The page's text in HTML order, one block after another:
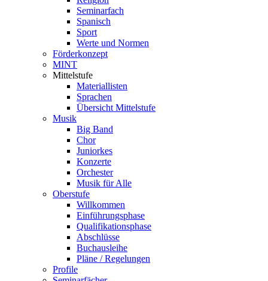
Seminarfach
Spanisch
Sport
Werte und Normen
Förderkonzept
MINT
Mittelstufe
Materiallisten
Sprachen
Übersicht Mittelstufe
Musik
Big Band
Chor
Juniorkes
Konzerte
Orchester
Musik für Alle
Oberstufe
Willkommen
Einführungsphase
Qualifikationsphase
Abschlüsse
Buchausleihe
Pläne / Regelungen
Profile